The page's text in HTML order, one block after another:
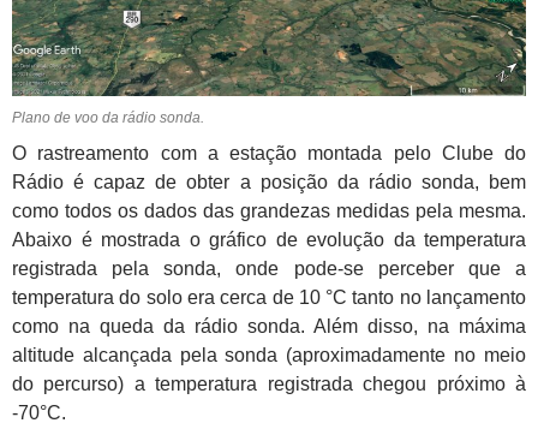
Plano de voo da rádio sonda.
O rastreamento com a estação montada pelo Clube do
Rádio é capaz de obter a posição da rádio sonda, bem
como todos os dados das grandezas medidas pela mesma.
Abaixo é mostrada o gráfico de evolução da temperatura
registrada pela sonda, onde pode-se perceber que a
temperatura do solo era cerca de 10 °C tanto no lançamento
como na queda da rádio sonda. Além disso, na máxima
altitude alcançada pela sonda (aproximadamente no meio
do percurso) a temperatura registrada chegou próximo à
-70°C.